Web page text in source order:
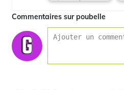
Commentaires sur poubelle